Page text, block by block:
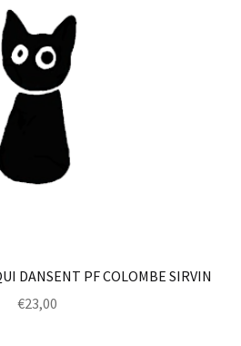
DANSENT PF COLOMBE SIRVIN
€23,00